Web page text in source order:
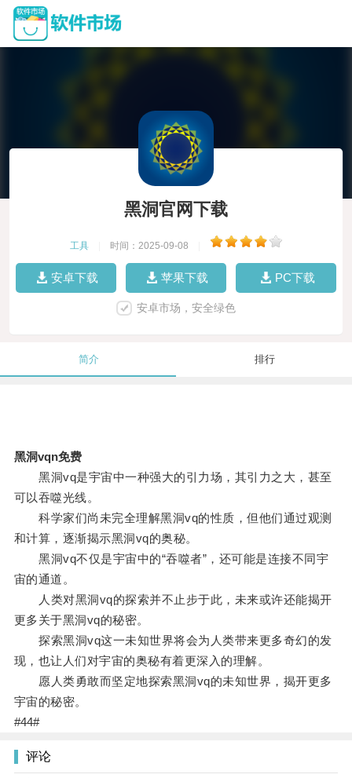
黑洞官网下载
工具 时间：2025-09-08
安卓下载 苹果下载 PC下载
安卓市场，安全绿色
简介 排行
黑洞vqn免费
黑洞vq是宇宙中一种强大的引力场，其引力之大，甚至
可以吞噬光线。
科学家们尚未完全理解黑洞vq的性质，但他们通过观测
和计算，逐渐揭示黑洞vq的奥秘。
黑洞vq不仅是宇宙中的“吞噬者”，还可能是连接不同宇
宙的通道。
人类对黑洞vq的探索并不止步于此，未来或许还能揭开
更多关于黑洞vq的秘密。
探索黑洞vq这一未知世界将会为人类带来更多奇幻的发
现，也让人们对宇宙的奥秘有着更深入的理解。
愿人类勇敢而坚定地探索黑洞vq的未知世界，揭开更多
宇宙的秘密。
#44#
评论